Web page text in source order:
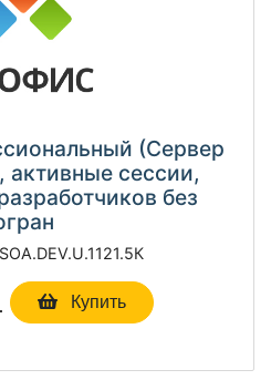
(Сервер
сессии,
без
Купить